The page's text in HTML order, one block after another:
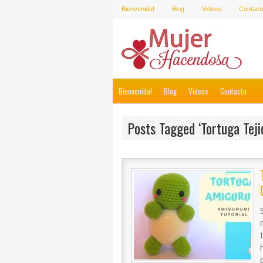
Bienvenida! Blog Videos
Bienvenida! Blog Videos Contacto
Posts Tagged ‘tortuga